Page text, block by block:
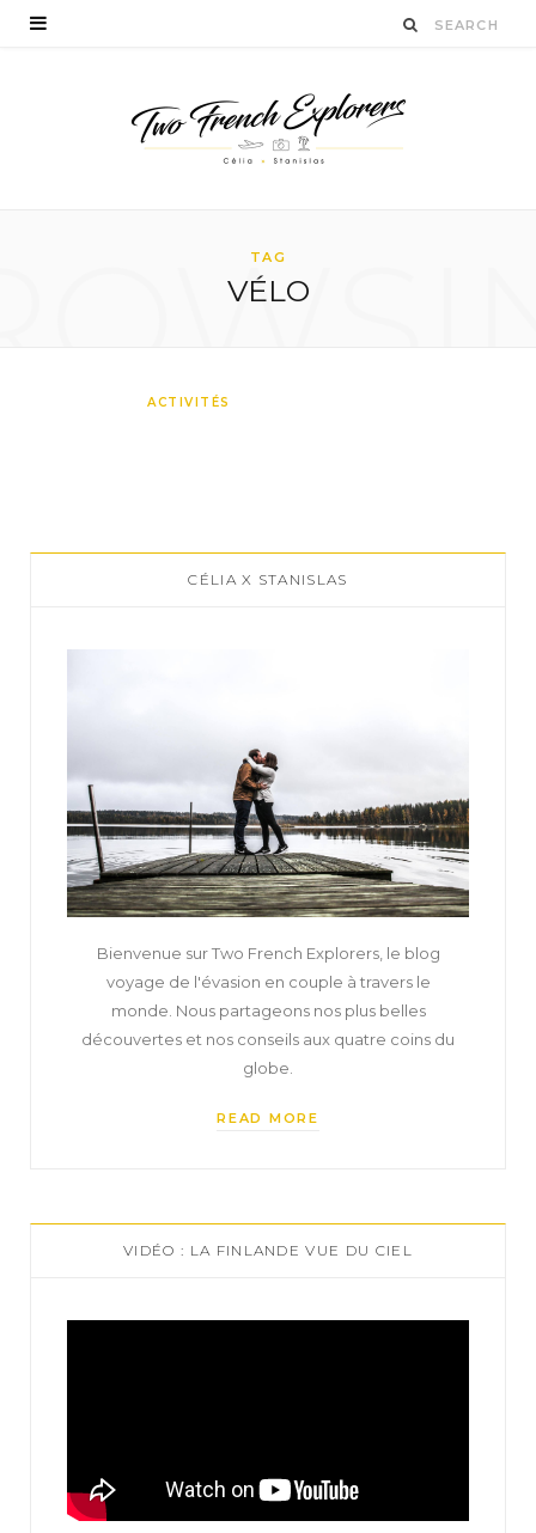
TAG
VÉLO
ACTIVITÉS
CÉLIA X STANISLAS
Bienvenue sur Two French Explorers, le blog
voyage de l'évasion en couple à travers le
monde. Nous partageons nos plus belles
découvertes et nos conseils aux quatre coins du
globe.
READ MORE
VIDÉO : LA FINLANDE VUE DU CIEL